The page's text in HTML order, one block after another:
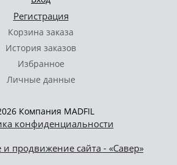
Регистрация
Корзина заказа
История заказов
Избранное
Личные данные
Компания MADFIL
конфиденциальности
и продвижение сайта - «Савер»